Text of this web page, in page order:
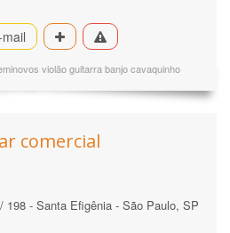
mail
violão guitarra banjo cavaquinho
comercial
198 - Santa Efigênia - São Paulo, SP